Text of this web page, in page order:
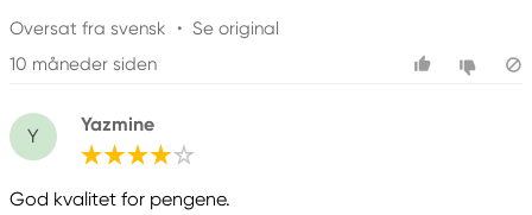
Oversat fra svensk • Se original
10 måneder siden
Y
Yazmine
God kvalitet for pengene.